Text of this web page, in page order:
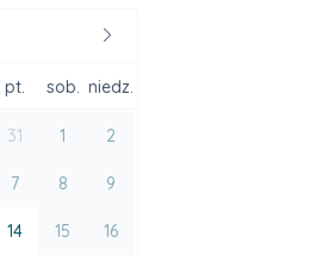
pt. sob. niedz.
31 1 2
7 8 9
14 15 16